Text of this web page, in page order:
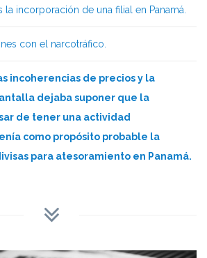
la incorporación de una filial en Panamá.
con el narcotráfico.
incoherencias de precios y la
dejaba suponer que la
de tener una actividad
como propósito probable la
para atesoramiento en Panamá.